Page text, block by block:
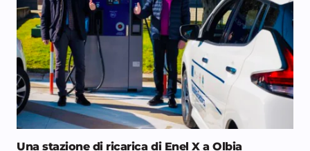
Una stazione di ricarica di Enel X a Olbia